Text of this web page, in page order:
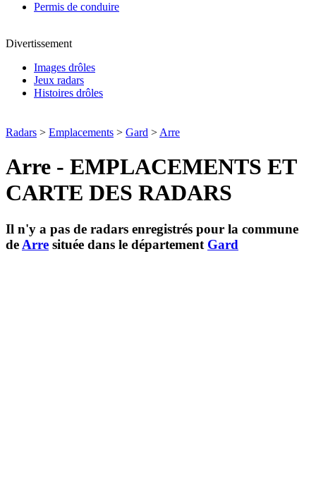
Permis de conduire
Divertissement
Images drôles
Jeux radars
Histoires drôles
Radars > Emplacements > Gard > Arre
Arre - EMPLACEMENTS ET
CARTE DES RADARS
Il n'y a pas de radars enregistrés pour la commune
de Arre située dans le département Gard